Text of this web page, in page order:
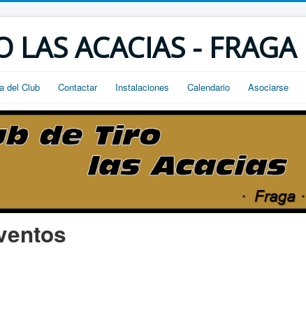
LAS ACACIAS - FRAGA
del Club Contactar Instalaciones Calendario Asociarse